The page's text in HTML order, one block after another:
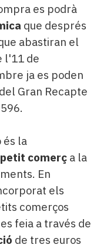
es podrà
que després
abastiran el
l'11 de
ja es poden
Gran Recapte
és la
petit comerç a la
En
els
comerços
feia a través de
de tres euros